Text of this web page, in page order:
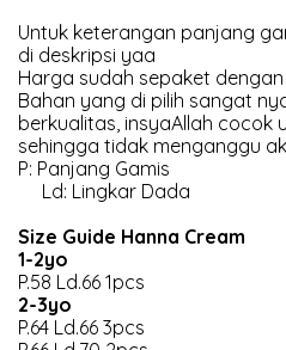
Untuk keterangan panjang
di deskripsi yaa
Harga sudah sepaket
Bahan yang di pilih sangat
berkualitas, insyaAllah cocok
sehingga tidak menganggu
P: Panjang Gamis
Ld: Lingkar Dada
Size Guide Hanna Cream
1-2yo
P.58 Ld.66 1pcs
2-3yo
P.64 Ld.66 3pcs